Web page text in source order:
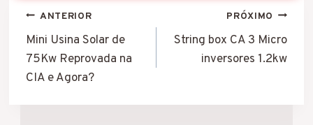
Navegação
de
Post
ANTERIOR
Mini Usina Solar de
75Kw Reprovada na
CIA e Agora?
PRÓXIMO
String box CA 3 Micro
inversores 1.2kw